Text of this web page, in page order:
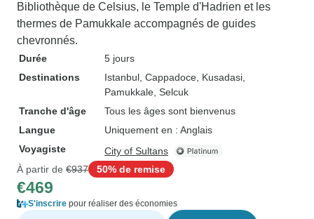
Bibliothèque de Celsius, le Temple d'Hadrien et les
thermes de Pamukkale accompagnés de guides
chevronnés.
Durée
5 jours
Destinations
Istanbul , Cappadoce , Kusadasi
Pamukkale , Selcuk
Tranche d'âge
Tous les âges sont bienvenus
Langue
Uniquement en : Anglais
Voyagiste
City of Sultans
À partir de €937 50% de remise
€469
S'inscrire pour réaliser des économies